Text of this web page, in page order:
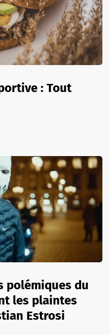
: Tout
polémiques du
les plaintes
Estrosi